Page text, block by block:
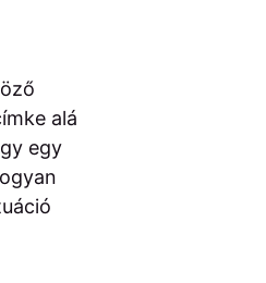
alá
egy